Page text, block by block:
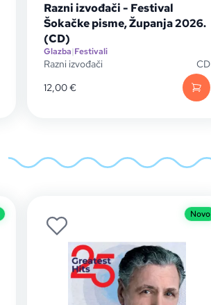
Razni izvođači - Festival
Šokačke pisme, Županja 2026.
(CD)
Glazba|Festivali
Razni izvođači
CD
12,00€
Novo